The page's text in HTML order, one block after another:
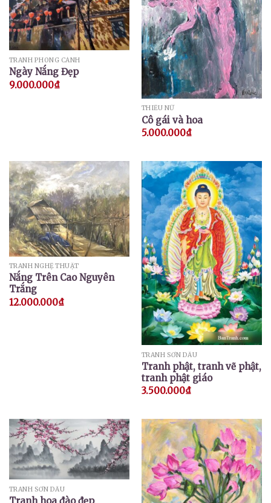
TRANH PHONG CẢNH
Ngày Nắng Đẹp
9.000.000₫
THIẾU NỮ
Cô gái và hoa
5.000.000₫
TRANH NGHỆ THUẬT
Nắng Trên Cao Nguyên
Trắng
12.000.000₫
TRANH SƠN DẦU
Tranh phật, tranh vẽ phật,
tranh phật giáo
3.500.000₫
TRANH SƠN DẦU